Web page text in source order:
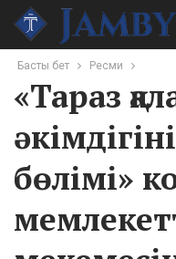
Басты бет Ресми
«Тараз
бөлімі»